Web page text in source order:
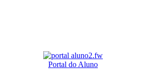
Portal do Aluno